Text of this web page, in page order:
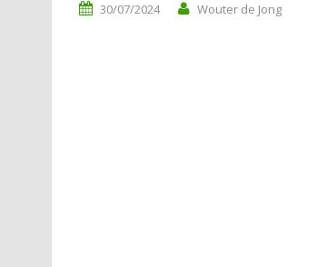
30/07/2024 Wouter de Jong